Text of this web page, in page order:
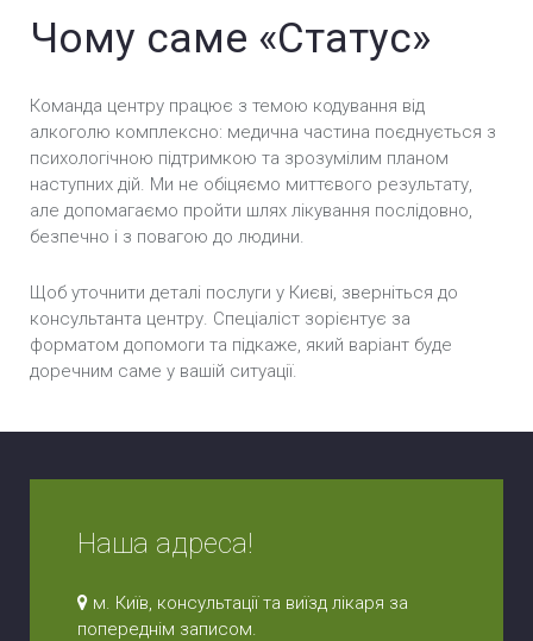
Чому саме «Статус»
Команда центру працює з темою кодування від
алкоголю комплексно: медична частина поєднується з
психологічною підтримкою та зрозумілим планом
наступних дій. Ми не обіцяємо миттєвого результату,
але допомагаємо пройти шлях лікування послідовно,
безпечно і з повагою до людини.
Щоб уточнити деталі послуги у Києві, зверніться до
консультанта центру. Спеціаліст зорієнтує за
форматом допомоги та підкаже, який варіант буде
доречним саме у вашій ситуації.
Наша адреса!
м. Київ, консультації та виїзд лікаря за
попереднім записом.